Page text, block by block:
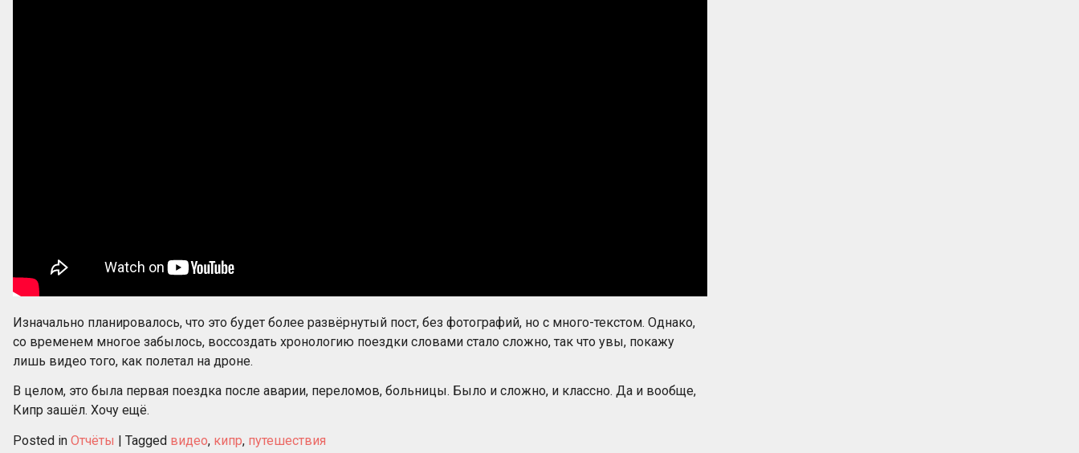
Изначально планировалось, что это будет более развёрнутый пост, без фотографий, но с много-текстом. Однако,
со временем многое забылось, воссоздать хронологию поездки словами стало сложно, так что увы, покажу
лишь видео того, как полетал на дроне.
В целом, это была первая поездка после аварии, переломов, больницы. Было и сложно, и классно. Да и вообще,
Кипр зашёл. Хочу ещё.
Posted in Отчёты | Tagged видео, кипр, путешествия